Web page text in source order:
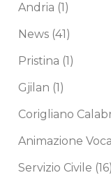
Andria (1)
News (41)
Pristina (1)
Gjilan (1)
Corigliano
Animazione
Servizio Civile (16)